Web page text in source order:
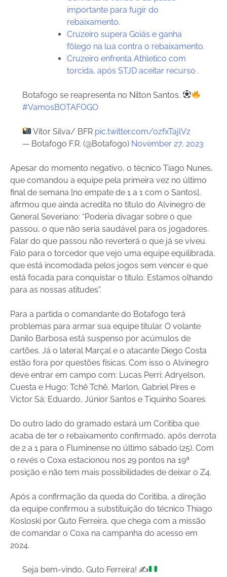
importante para fugir do
rebaixamento.
Cruzeiro supera Goiás e ganha
fôlego na lua contra o rebaixamento.
Cruzeiro enfrenta Athletico com
torcida, após STJD aceitar recurso .
Botafogo se reapresenta no Nilton Santos.
#VamosBOTAFOGO
Vítor Silva/ BFR pic.twitter.com/ozfxTajlVz
— Botafogo F.R. (@Botafogo) November 27, 2023
Apesar do momento negativo, o técnico Tiago Nunes,
que comandou a equipe pela primeira vez no último
final de semana [no empate de 1 a 1 com o Santos],
afirmou que ainda acredita no título do Alvinegro de
General Severiano: “Poderia divagar sobre o que
passou, o que não seria saudável para os jogadores.
Falar do que passou não reverterá o que já se viveu.
Falo para o torcedor que vejo uma equipe equilibrada,
que está incomodada pelos jogos sem vencer e que
está focada para conquistar o título. Estamos olhando
para as nossas atitudes”.
Para a partida o comandante do Botafogo terá
problemas para armar sua equipe titular. O volante
Danilo Barbosa está suspenso por acúmulos de
cartões. Já o lateral Marçal e o atacante Diego Costa
estão fora por questões físicas. Com isso o Alvinegro
deve entrar em campo com: Lucas Perri; Adryelson,
Cuesta e Hugo; Tchê Tchê, Marlon, Gabriel Pires e
Victor Sá; Eduardo, Júnior Santos e Tiquinho Soares.
Do outro lado do gramado estará um Coritiba que
acaba de ter o rebaixamento confirmado, após derrota
de 2 a 1 para o Fluminense no último sábado (25). Com
o revés o Coxa estacionou nos 29 pontos na 19ª
posição e não tem mais possibilidades de deixar o Z4.
Após a confirmação da queda do Coritiba, a direção
da equipe confirmou a substituição do técnico Thiago
Kosloski por Guto Ferreira, que chega com a missão
de comandar o Coxa na campanha do acesso em
2024.
Seja bem-vindo, Guto Ferreira! ✍